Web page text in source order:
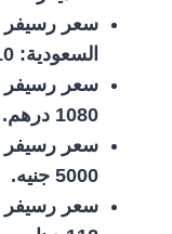
السعودية: 1110 ريال.
1080 درهم.
5000 جنيه.